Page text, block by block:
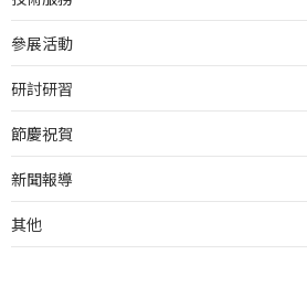
參展活動
研討研習
節慶祝賀
新聞報導
其他